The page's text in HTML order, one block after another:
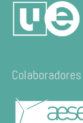
Colaboradores